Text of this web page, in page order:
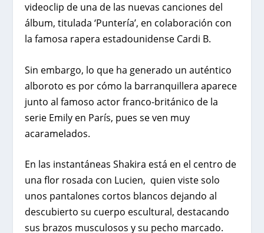
videoclip de una de las nuevas canciones del
álbum, titulada ‘Puntería’, en colaboración con
la famosa rapera estadounidense Cardi B.
Sin embargo, lo que ha generado un auténtico
alboroto es por cómo la barranquillera aparece
junto al famoso actor franco-británico de la
serie Emily en París, pues se ven muy
acaramelados.
En las instantáneas Shakira está en el centro de
una flor rosada con Lucien, quien viste solo
unos pantalones cortos blancos dejando al
descubierto su cuerpo escultural, destacando
sus brazos musculosos y su pecho marcado.